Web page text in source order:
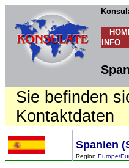
INFO
Sie befinden
Kontaktdaten
Spanien
Region Europe/